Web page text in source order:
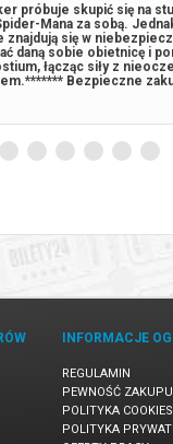
próbuje skupić się na
Mana za sobą.
znajdują się w
daną sobie obietnicę i
łącząc siły z
Bezpieczne
przypadku odwołania
automatyczny zwrot
komunikatem
INFORMACJE
REGULAMIN
PEWNOŚĆ ZAKUPU
POLITYKA COOKIES
POLITYKA